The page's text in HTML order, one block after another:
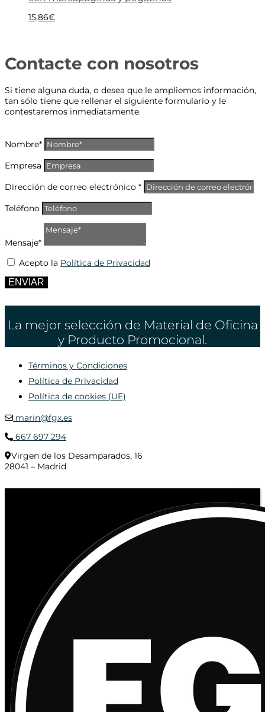
15,86€
Contacte con nosotros
Si tiene alguna duda, o desea que le ampliemos información,
tan sólo tiene que rellenar el siguiente formulario y le
contestaremos inmediatamente.
Nombre*
Empresa
Dirección de correo electrónico *
Teléfono
Mensaje*
Acepto la Política de Privacidad
ENVIAR
La mejor selección de Material de Oficina
y Producto Promocional.
Términos y Condiciones
Política de Privacidad
Política de cookies (UE)
marin@fgx.es
667 697 294
Virgen de los Desamparados, 16
28041 – Madrid